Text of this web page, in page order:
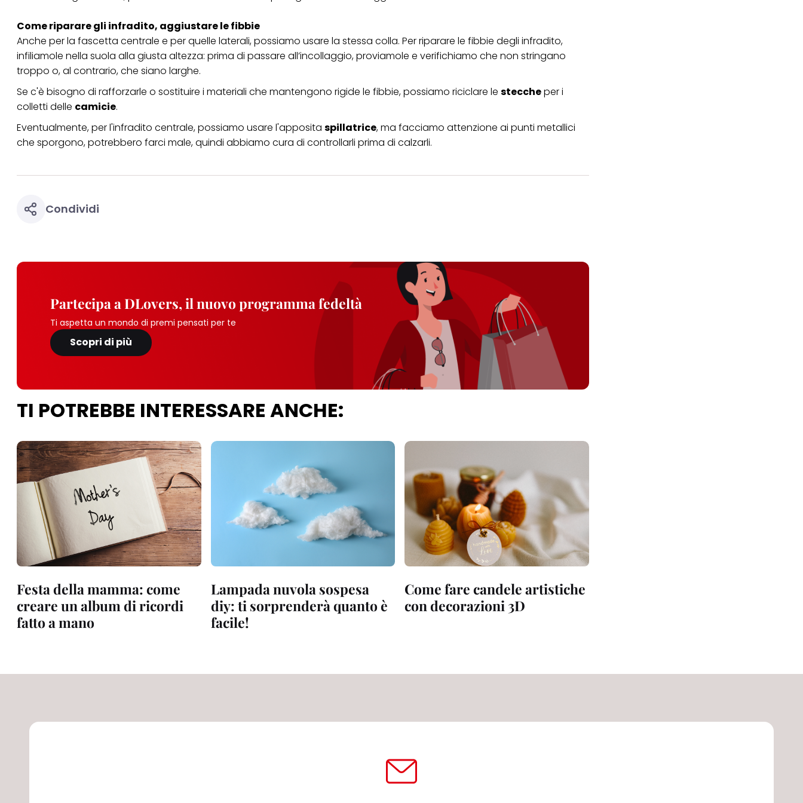
Come riparare gli infradito, aggiustare le fibbie
Anche per la fascetta centrale e per quelle laterali, possiamo usare la stessa colla. Per riparare le fibbie degli infradito,
infiliamole nella suola alla giusta altezza: prima di passare all’incollaggio, proviamole e verifichiamo che non stringano
troppo o, al contrario, che siano larghe.
Se c'è bisogno di rafforzarle o sostituire i materiali che mantengono rigide le fibbie, possiamo riciclare le steccheper i
colletti delle camicie.
Eventualmente, per l'infradito centrale, possiamo usare l'apposita spillatrice, ma facciamo attenzione ai punti metallici
che sporgono, potrebbero farci male, quindi abbiamo cura di controllarli prima di calzarli.
Condividi
Partecipa a DLovers, il nuovo programma fedeltà
Ti aspetta un mondo di premi pensati per te
Scopri di più
TI POTREBBE INTERESSARE ANCHE:
Festa della mamma: come
creare un album di ricordi
fatto a mano
Lampada nuvola sospesa
diy: ti sorprenderà quanto è
facile!
Come fare candele artistiche
con decorazioni 3D